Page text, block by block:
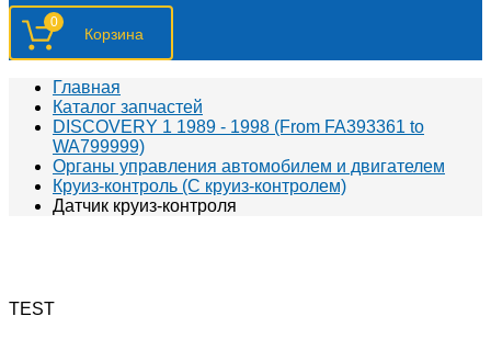
0
Главная
Каталог запчастей
DISCOVERY 1 1989 - 1998 (From FA393361 to
WA799999)
Органы управления автомобилем и двигателем
Круиз-контроль (С круиз-контролем)
Датчик круиз-контроля
TEST